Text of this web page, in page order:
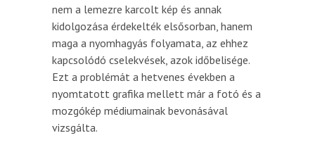
nem a lemezre karcolt kép és annak
kidolgozása érdekelték elsősorban, hanem
maga a nyomhagyás folyamata, az ehhez
kapcsolódó cselekvések, azok időbelisége.
Ezt a problémát a hetvenes években a
nyomtatott grafika mellett már a fotó és a
mozgókép médiumainak bevonásával
vizsgálta.